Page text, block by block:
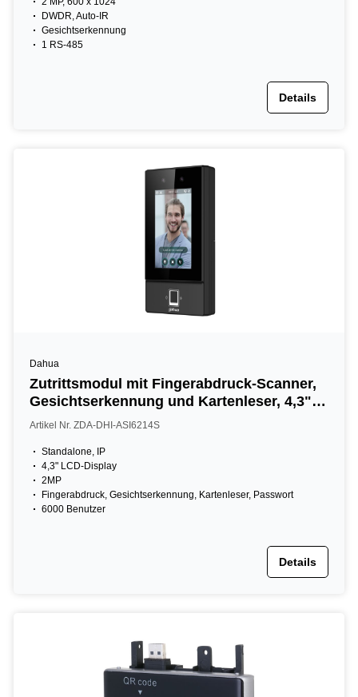
DWDR, Auto-IR
Gesichtserkennung
1 RS-485
Details
Dahua
Zutrittsmodul mit Fingerabdruck-Scanner,
Gesichtserkennung und Kartenleser, 4,3"
LCD, 2MP, 13,56 MHz, IR, IP65, schwarz
Artikel Nr. ZDA-DHI-ASI6214S
Standalone, IP
4,3" LCD-Display
2MP
Fingerabdruck, Gesichtserkennung, Kartenleser, Passwort
6000 Benutzer
Details